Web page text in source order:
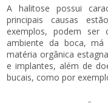
A halitose possui
principais causas
exemplos, podem ser
ambiente da boca,
matéria orgânica
e implantes, além de
bucais, como por